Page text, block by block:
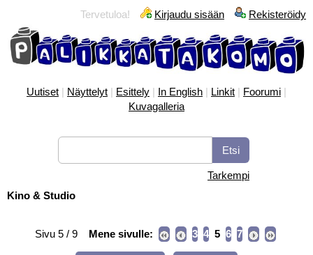
Tervetuloa! Kirjaudu sisään Rekisteröidy
Uutiset | Näyttelyt | Esittely | In English | Linkit | Foorumi |
Kuvagalleria
Tarkempi
Kino & Studio
Sivu 5 / 9 Mene sivulle: 3 4 5 6 7